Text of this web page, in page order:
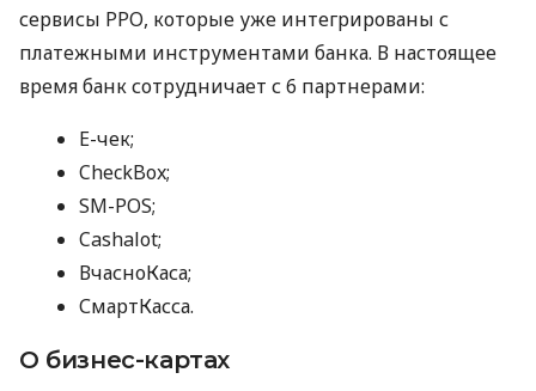
сервисы РРО, которые уже интегрированы с
платежными инструментами банка. В настоящее
время банк сотрудничает с 6 партнерами:
E-чек;
CheckBox;
SM-POS;
Cashalot;
ВчасноКаса;
СмартКасса.
О бизнес-картах